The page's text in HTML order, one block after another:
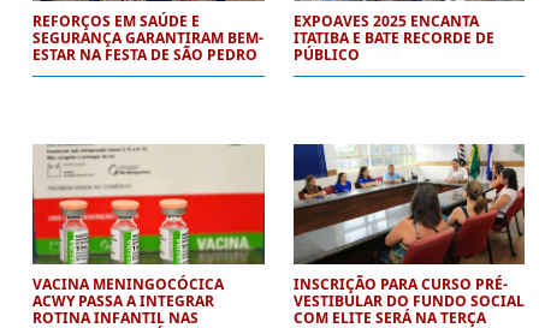
REFORÇOS EM SAÚDE E
SEGURANÇA GARANTIRAM BEM-
ESTAR NA FESTA DE SÃO PEDRO
EXPOAVES 2025 ENCANTA
ITATIBA E BATE RECORDE DE
PÚBLICO
VACINA MENINGOCÓCICA
ACWY PASSA A INTEGRAR
ROTINA INFANTIL NAS
INSCRIÇÃO PARA CURSO PRÉ-
VESTIBULAR DO FUNDO SOCIAL
COM ELITE SERÁ NA TERÇA